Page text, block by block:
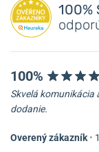
100%
100%
Skvelá komunikácia
dodanie.
Overený zákazník •